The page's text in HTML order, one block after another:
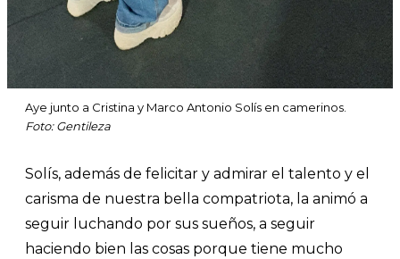
Aye junto a Cristina y Marco Antonio Solís en camerinos.
Foto: Gentileza
Solís, además de felicitar y admirar el talento y el
carisma de nuestra bella compatriota, la animó a
seguir luchando por sus sueños, a seguir
haciendo bien las cosas porque tiene mucho